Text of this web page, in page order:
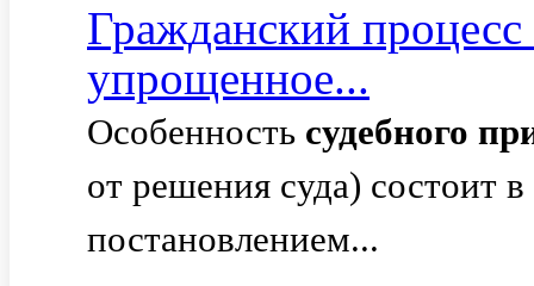
Гражданский
упрощенное...
Особенность судебного
от решения суда) состоит
постановлением...